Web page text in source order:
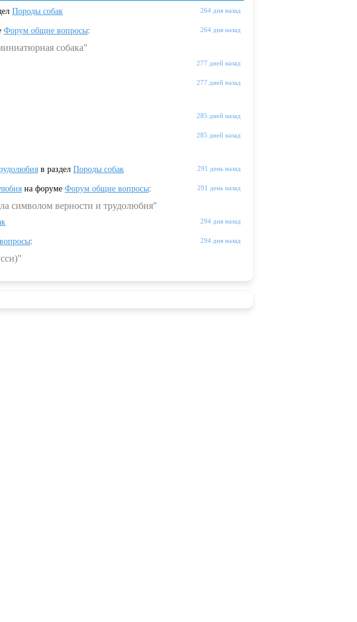
264 дня назад
Породы собак
264 дня назад
Форум общие вопросы:
собака"
277 дней назад
277 дней назад
285 дней назад
285 дней назад
291 день назад
в раздел Породы собак
291 день назад
на форуме Форум общие вопросы:
символом верности и трудолюбия"
294 дня назад
294 дня назад
: